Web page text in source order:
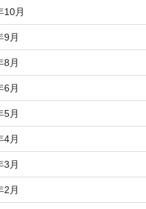
10月
9月
8月
6月
5月
4月
3月
2月